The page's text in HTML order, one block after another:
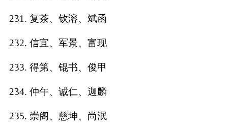
231. 复茶、钦溶、斌函
232. 信宜、军景、富现
233. 得第、锟书、俊甲
234. 仲午、诚仁、迦麟
235. 崇阁、慈坤、尚泯